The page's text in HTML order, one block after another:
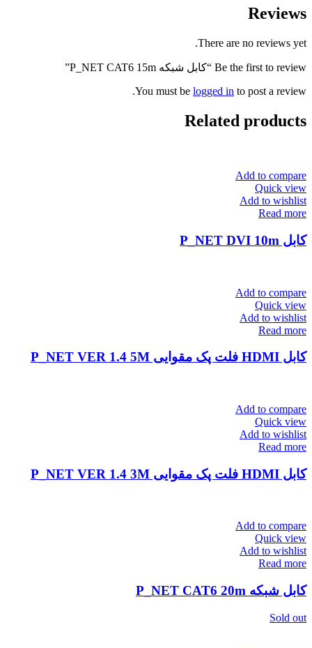
Reviews
There are no reviews yet.
Be the first to review “کابل شبکه P_NET CAT6 15m”
You must be logged in to post a review.
Related products
Add to compare
Quick view
Add to wishlist
Read more
کابل P_NET DVI 10m
Add to compare
Quick view
Add to wishlist
Read more
کابل HDMI فلت پک مقوایی P_NET VER 1.4 5M
Add to compare
Quick view
Add to wishlist
Read more
کابل HDMI فلت پک مقوایی P_NET VER 1.4 3M
Add to compare
Quick view
Add to wishlist
Read more
کابل شبکه P_NET CAT6 20m
Sold out